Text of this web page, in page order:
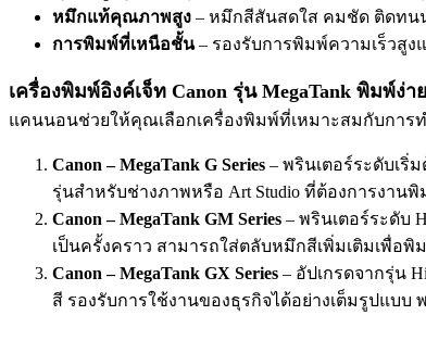
หมึกแท้คุณภาพสูง – หมึกสีสันสดใส คมชัด ติดทน
การพิมพ์ที่เหนือชั้น– รองรับการพิมพ์ความเร็วสู
เครื่องพิมพ์อิงค์เจ็ท Canon รุ่น MegaTank พิมพ์ง่า
แคนนอนช่วยให้คุณเลือกเครื่องพิมพ์ที่เหมาะสมกับการท
Canon – MegaTank G Series – พรินเตอร์ระดับเริ่
รุ่นสำหรับช่างภาพหรือ Art Studio ที่ต้องการงา
Canon – MegaTank GM Series – พรินเตอร์ระดับ
เป็นครั้งคราว สามารถใส่ตลับหมึกสีเพิ่มเติมเพื่อพิ
Canon – MegaTank GX Series – อัปเกรดจากรุ่น
สี รองรับการใช้งานของธุรกิจได้อย่างเต็มรูปแบ